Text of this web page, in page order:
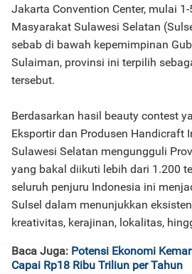
Jakarta Convention Center, mulai
Masyarakat Sulawesi Selatan
sebab di bawah kepemimpinan
Sulaiman, provinsi ini terpilih
tersebut.
Berdasarkan hasil beauty contest
Eksportir dan Produsen Handicraft
Sulawesi Selatan mengungguli
yang bakal diikuti lebih dari 1.200
seluruh penjuru Indonesia ini
Sulsel dalam menunjukkan
kreativitas, kerajinan, lokalitas,
Baca Juga: Potensi Ekonomi
Capai Rp18 Ribu Triliun per Tahun